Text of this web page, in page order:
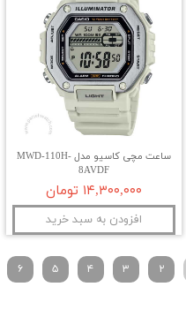
ساعت مچی کاسیو مدل MWD-110H-
8AVDF
۱۴,۳۰۰,۰۰۰ تومان
افزودن به سبد خرید
۲ ۳ ۴ ۵ ۶